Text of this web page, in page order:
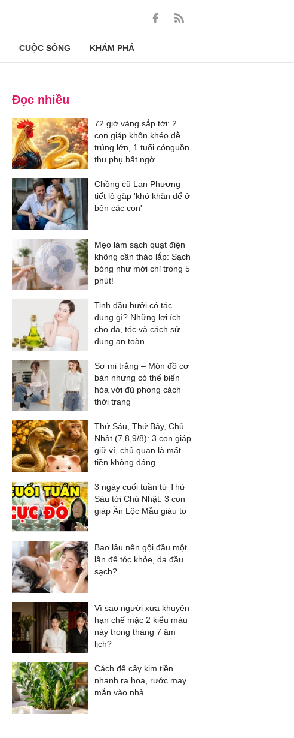
CUỘC SỐNG KHÁM PHÁ
Đọc nhiều
72 giờ vàng sắp tới: 2
con giáp khôn khéo dễ
trúng lớn, 1 tuổi cónguồn
thu phụ bất ngờ
Chồng cũ Lan Phương
tiết lộ gặp 'khó khăn để ở
bên các con'
Mẹo làm sạch quạt điện
không cần tháo lắp: Sạch
bóng như mới chỉ trong 5
phút!
Tinh dầu bưởi có tác
dụng gì? Những lợi ích
cho da, tóc và cách sử
dụng an toàn
Sơ mi trắng – Món đồ cơ
bản nhưng có thể biến
hóa với đủ phong cách
thời trang
Thứ Sáu, Thứ Bảy, Chủ
Nhật (7,8,9/8): 3 con giáp
giữ ví, chủ quan là mất
tiền không đáng
3 ngày cuối tuần từ Thứ
Sáu tới Chủ Nhật: 3 con
giáp Ăn Lộc Mẫu giàu to
Bao lâu nên gội đầu một
lần để tóc khỏe, da đầu
sạch?
Vì sao người xưa khuyên
hạn chế mặc 2 kiểu màu
này trong tháng 7 âm
lịch?
Cách để cây kim tiền
nhanh ra hoa, rước may
mắn vào nhà